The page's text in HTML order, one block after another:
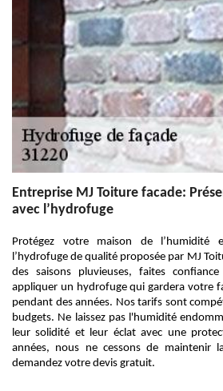
Entreprise MJ Toiture facade:
avec l’hydrofuge
Protégez votre maison de l’humidité
l’hydrofuge de qualité proposée par MJ
des saisons pluvieuses, faites
appliquer un hydrofuge qui gardera votre
pendant des années. Nos tarifs sont
budgets. Ne laissez pas l'humidité
leur solidité et leur éclat avec une
années, nous ne cessons de maintenir
demandez votre devis gratuit.